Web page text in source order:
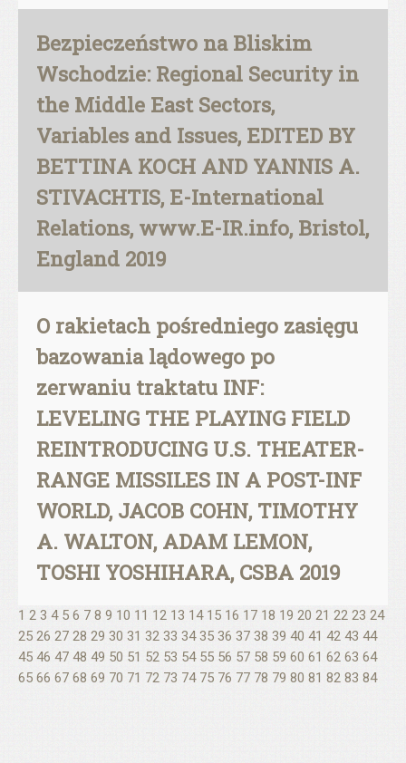
Bezpieczeństwo na Bliskim
Wschodzie: Regional Security in
the Middle East Sectors,
Variables and Issues, EDITED BY
BETTINA KOCH AND YANNIS A.
STIVACHTIS, E-International
Relations, www.E-IR.info, Bristol,
England 2019
O rakietach pośredniego zasięgu
bazowania lądowego po
zerwaniu traktatu INF:
LEVELING THE PLAYING FIELD
REINTRODUCING U.S. THEATER-
RANGE MISSILES IN A POST-INF
WORLD, JACOB COHN, TIMOTHY
A. WALTON, ADAM LEMON,
TOSHI YOSHIHARA, CSBA 2019
1 2 3 4 5 6 7 8 9 10 11 12 13 14 15 16 17 18 19 20 21 22 23 24
25 26 27 28 29 30 31 32 33 34 35 36 37 38 39 40 41 42 43 44
45 46 47 48 49 50 51 52 53 54 55 56 57 58 59 60 61 62 63 64
65 66 67 68 69 70 71 72 73 74 75 76 77 78 79 80 81 82 83 84